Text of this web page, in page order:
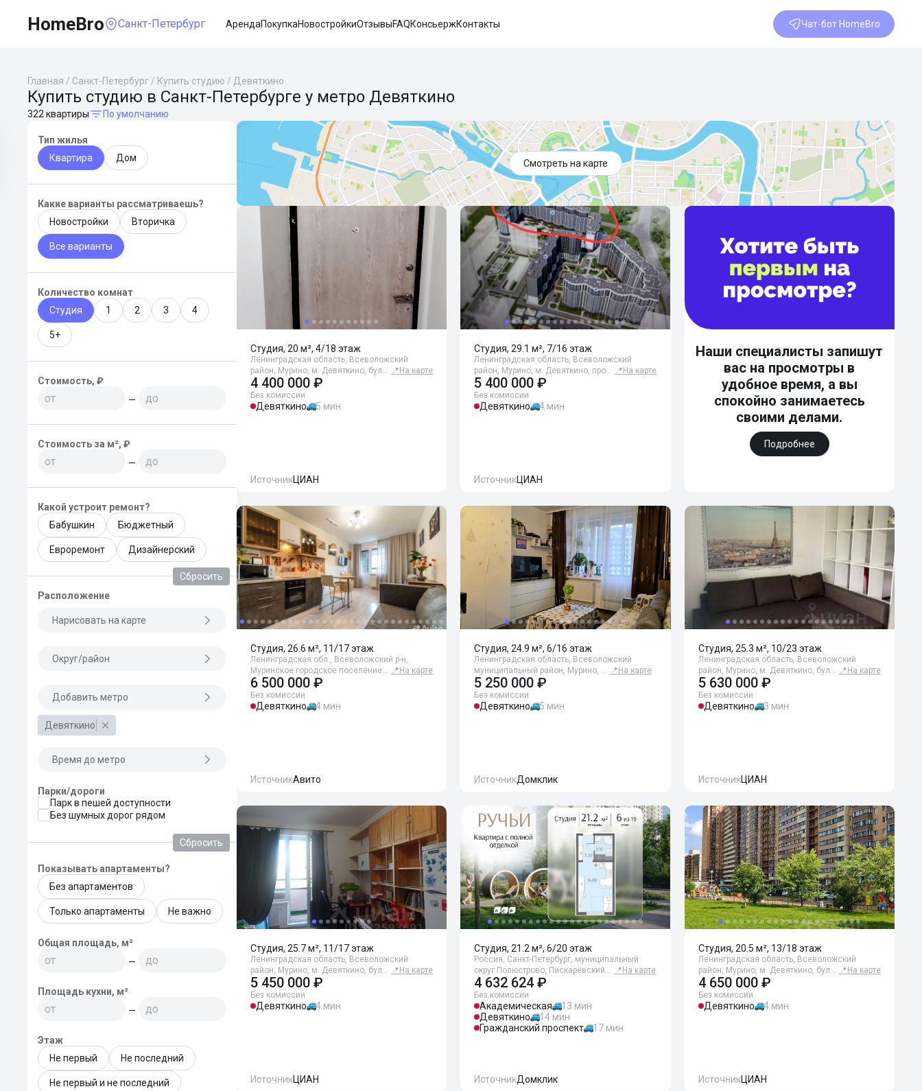
HomeBro Санкт-Петербург АрендаПокупкаНовостройкиОтзывыFAQКонсьержКонтакты Чат-бот HomeBro
Главная / Санкт-Петербург / Купить студию / Девяткино
Купить студию в Санкт-Петербурге у метро Девяткино
322 квартиры По умолчанию
Тип жилья
Квартира
Дом
Какие варианты рассматриваешь?
Новостройки
Вторичка
Все варианты
Количество комнат
Студия
1 2 3 4
5+
Стоимость, ₽
—
Стоимость за м², ₽
—
Какой устроит ремонт?
Бабушкин
Бюджетный
Евроремонт Дизайнерский
Сбросить
Расположение
Нарисовать на карте
Округ/район
Добавить метро
Девяткино
Время до метро
Парки/дороги
Парк в пешей доступности
Без шумных дорог рядом
Сбросить
Показывать апартаменты?
Без апартаментов
Только апартаменты Не важно
Общая площадь, м²
—
Площадь кухни, м²
—
Этаж
Не первый
Не последний
Не первый и не последний
Смотреть на карте
Студия, 20 м², 4/18 этаж
Ленинградская область, Всеволожский
район, Мурино, м. Девяткино, бул… 📍 На карте
4 400 000 ₽
Без комиссии
Девяткино 5 мин
ИсточникЦИАН
Студия, 29.1 м², 7/16 этаж
Ленинградская область, Всеволожский
район, Мурино, м. Девяткино, про… 📍 На карте
5 400 000 ₽
Без комиссии
Девяткино 4 мин
ИсточникЦИАН
Наши специалисты запишут
вас на просмотры в
удобное время, а вы
спокойно занимаетесь
своими делами.
Подробнее
Студия, 26.6 м², 11/17 этаж
Ленинградская обл., Всеволожский р-н,
Муринское городское поселение… 📍 На карте
6 500 000 ₽
Без комиссии
Девяткино 4 мин
ИсточникАвито
Студия, 24.9 м², 6/16 этаж
Ленинградская область, Всеволожский
муниципальный район, Мурино, … 📍 На карте
5 250 000 ₽
Без комиссии
Девяткино 5 мин
ИсточникДомклик
Студия, 25.3 м², 10/23 этаж
Ленинградская область, Всеволожский
район, Мурино, м. Девяткино, бул… 📍 На карте
5 630 000 ₽
Без комиссии
Девяткино 3 мин
ИсточникЦИАН
Студия, 25.7 м², 11/17 этаж
Ленинградская область, Всеволожский
район, Мурино, м. Девяткино, бул… 📍 На карте
5 450 000 ₽
Без комиссии
Девяткино 4 мин
ИсточникЦИАН
Студия, 21.2 м², 6/20 этаж
Россия, Санкт-Петербург, муниципальный
округ Полюстрово, Пискарёвский… 📍 На карте
4 632 624 ₽
Без комиссии
Академическая
13 мин
Девяткино
14 мин
Гражданский проспект
17 мин
ИсточникДомклик
Студия, 20.5 м², 13/18 этаж
Ленинградская область, Всеволожский
район, Мурино, м. Девяткино, бул… 📍 На карте
4 650 000 ₽
Без комиссии
Девяткино 4 мин
ИсточникЦИАН